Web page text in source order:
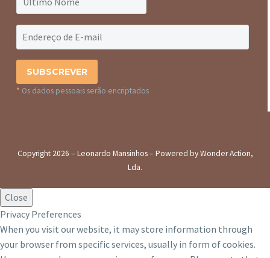
* Os dados pessoais serão encriptados
Copyright 2026 – Leonardo Mansinhos – Powered by Wonder Action,
Lda.
Close
Privacy Preferences
When you visit our website, it may store information through
your browser from specific services, usually in form of cookies.